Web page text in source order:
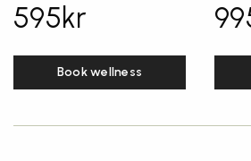
595kr
Book wellness